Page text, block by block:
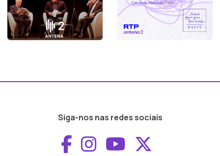
Siga-nos nas redes sociais
Aceder ao
Aceder ao
Aceder ao